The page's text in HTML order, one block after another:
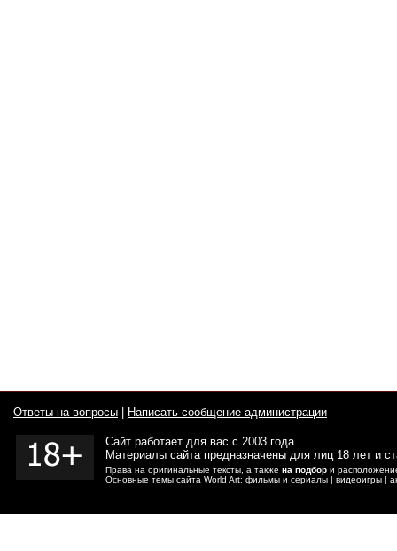
Ответы на вопросы Написать сообщение администрации
Сайт работает для вас с 2003 года.
Материалы сайта предназначены для лиц 18 лет и
Права на оригинальные тексты, а также на подбор и
Основные темы сайта World Art: фильмы и сериалы | видеоигры |